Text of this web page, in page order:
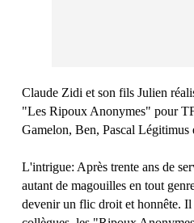
Claude Zidi et son fils Julien
"Les Ripoux Anonymes" pour
Gamelon, Ben, Pascal
L'intrigue: Après trente ans de
autant de magouilles en tout
devenir un flic droit et honnête. Il